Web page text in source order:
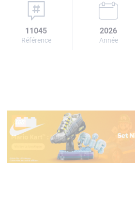
11045
Référence
2026
Année